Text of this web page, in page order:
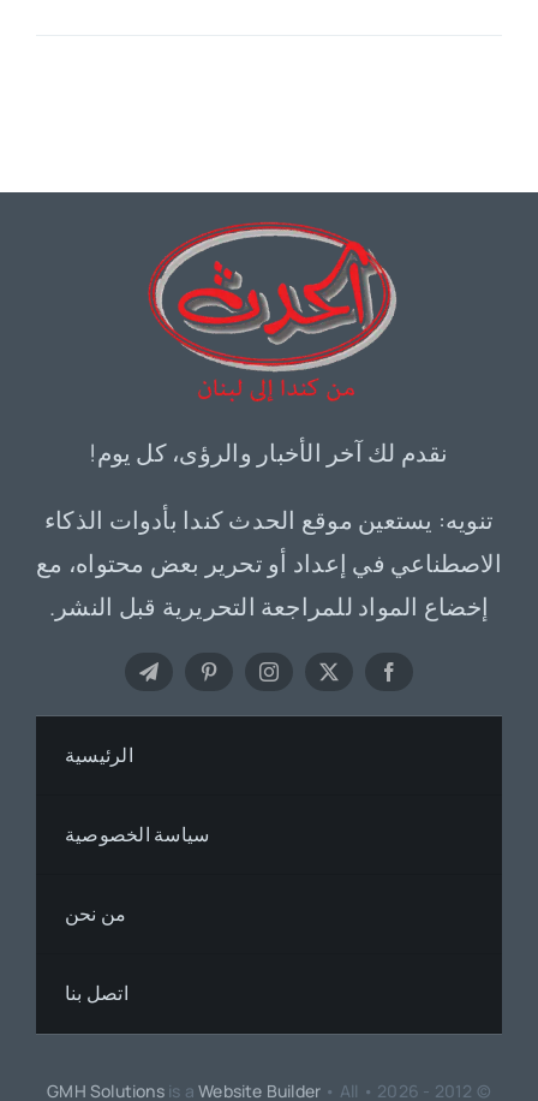
نقدم لك آخر الأخبار والرؤى، كل يوم!
تنويه: يستعين موقع الحدث كندا بأدوات الذكاء
الاصطناعي في إعداد أو تحرير بعض محتواه، مع
إخضاع المواد للمراجعة التحريرية قبل النشر.
الرئيسية
سياسة الخصوصية
من نحن
اتصل بنا
© 2012 - 2026 •
GMH Solutionsis aWebsite Builder • All